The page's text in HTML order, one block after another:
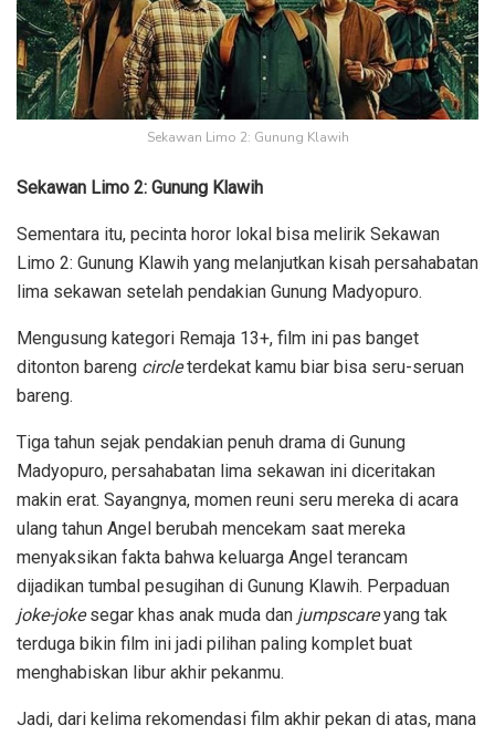
Sekawan Limo 2: Gunung Klawih
Sekawan Limo 2: Gunung Klawih
Sementara itu, pecinta horor lokal bisa melirik Sekawan
Limo 2: Gunung Klawih yang melanjutkan kisah persahabatan
lima sekawan setelah pendakian Gunung Madyopuro.
Mengusung kategori Remaja 13+, film ini pas banget
ditonton bareng circleterdekat kamu biar bisa seru-seruan
bareng.
Tiga tahun sejak pendakian penuh drama di Gunung
Madyopuro, persahabatan lima sekawan ini diceritakan
makin erat. Sayangnya, momen reuni seru mereka di acara
ulang tahun Angel berubah mencekam saat mereka
menyaksikan fakta bahwa keluarga Angel terancam
dijadikan tumbal pesugihan di Gunung Klawih. Perpaduan
joke-jokesegar khas anak muda dan jumpscareyang tak
terduga bikin film ini jadi pilihan paling komplet buat
menghabiskan libur akhir pekanmu.
Jadi, dari kelima rekomendasi film akhir pekan di atas, mana